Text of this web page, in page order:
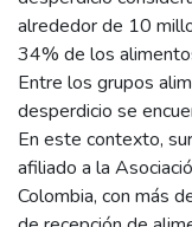
alrededor de 10
34% de los
Entre los grupos
desperdicio se
En este contexto,
afiliado a la
Colombia, con más